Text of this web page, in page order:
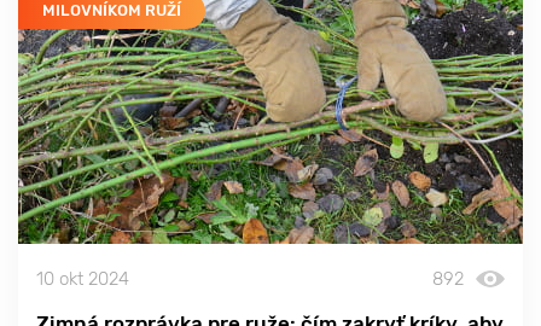
MILOVNÍKOM RUŽÍ
10 okt 2024 892